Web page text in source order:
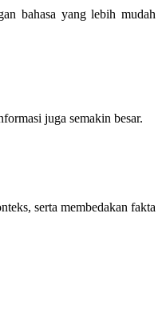
bahasa yang lebih mudah
juga semakin besar.
serta membedakan fakta